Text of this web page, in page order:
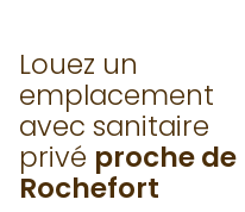
Louez un
emplacement
avec sanitaire
privé proche de
Rochefort